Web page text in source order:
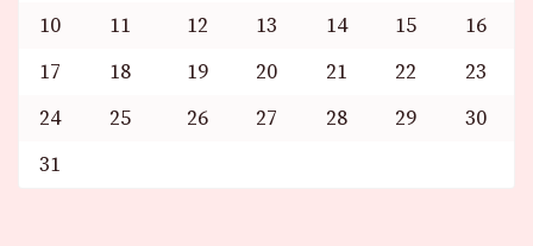
10
11 12 13 14 15
16
17
18 19 20 21 22
23
24
25 26 27 28 29
30
31